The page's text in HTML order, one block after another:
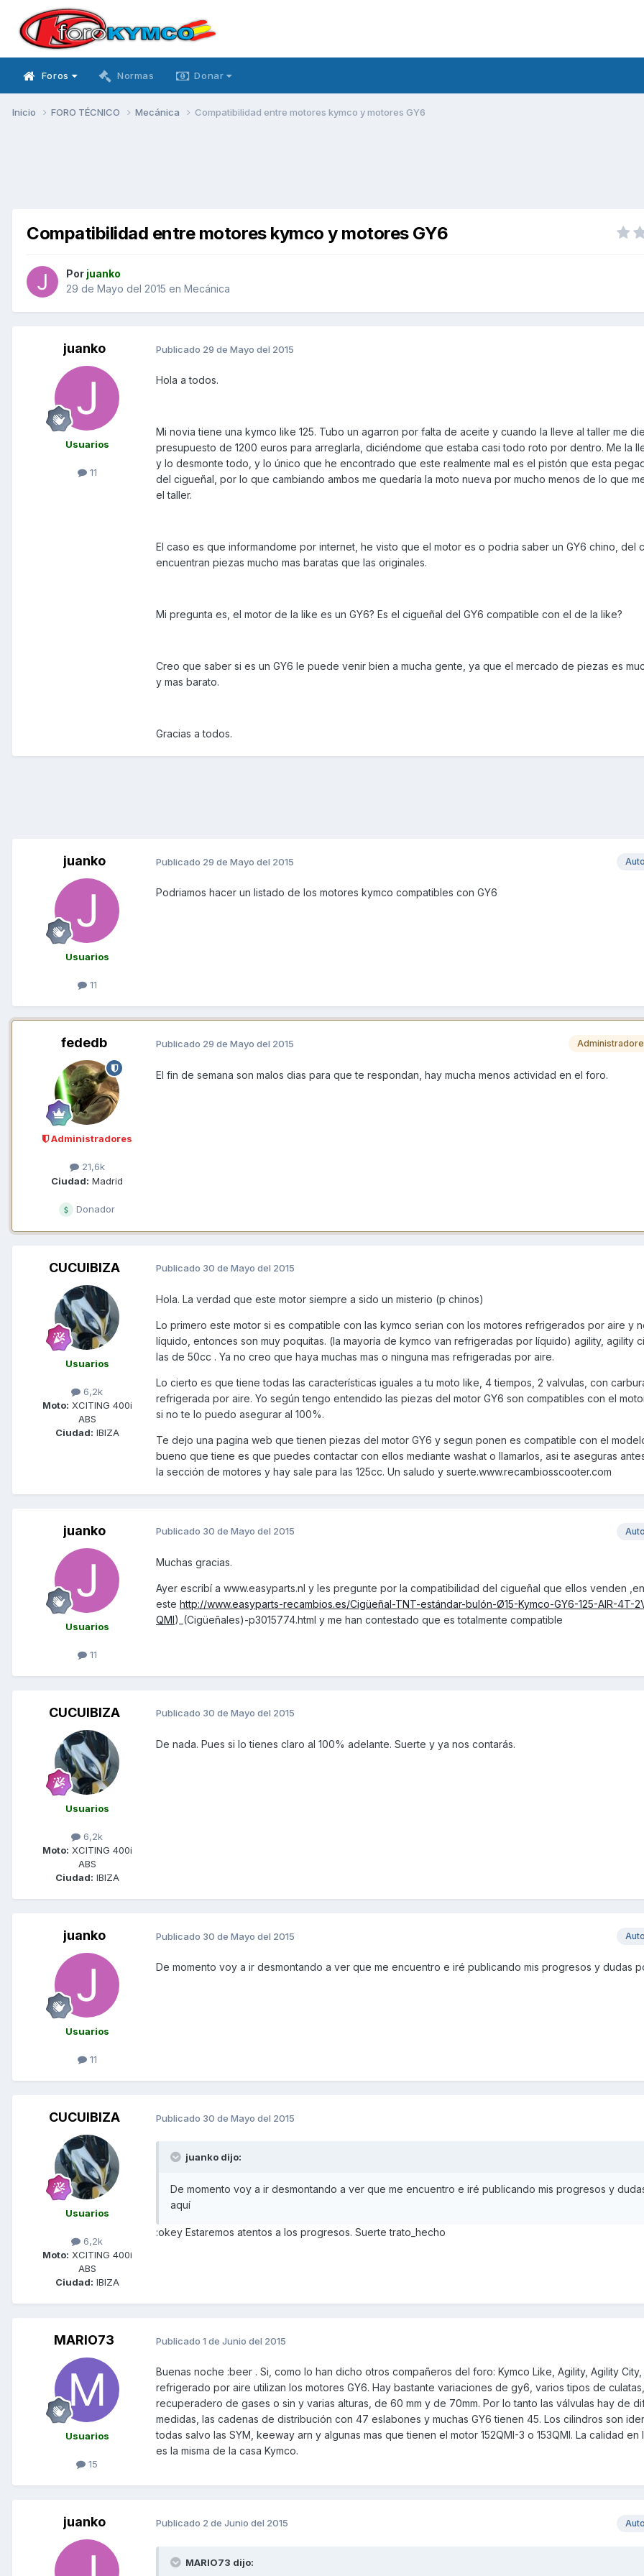
Foros Normas Donar
Inicio FORO TÉCNICO Mecánica Compatibilidad entre motores kymco y motores GY6
Compatibilidad entre motores kymco y motores GY6
Por juanko
29 de Mayo del 2015 en Mecánica
juanko
Usuarios
11
Publicado 29 de Mayo del 2015
Hola a todos.
Mi novia tiene una kymco like 125. Tubo un agarron por falta de aceite y cuando la lleve al taller me
presupuesto de 1200 euros para arreglarla, diciéndome que estaba casi todo roto por dentro. Me la
y lo desmonte todo, y lo único que he encontrado que este realmente mal es el pistón que esta
del cigueñal, por lo que cambiando ambos me quedaría la moto nueva por mucho menos de lo que
el taller.
El caso es que informandome por internet, he visto que el motor es o podria saber un GY6 chino, del
encuentran piezas mucho mas baratas que las originales.
Mi pregunta es, el motor de la like es un GY6? Es el cigueñal del GY6 compatible con el de la like?
Creo que saber si es un GY6 le puede venir bien a mucha gente, ya que el mercado de piezas es
y mas barato.
Gracias a todos.
juanko
Usuarios
11
Publicado 29 de Mayo del 2015
Podriamos hacer un listado de los motores kymco compatibles con GY6
fededb
Administradores
21,6k
Ciudad: Madrid
Donador
Publicado 29 de Mayo del 2015
El fin de semana son malos dias para que te respondan, hay mucha menos actividad en el foro.
CUCUIBIZA
Usuarios
6,2k
Moto: XCITING 400i
ABS
Ciudad: IBIZA
Publicado 30 de Mayo del 2015
Hola. La verdad que este motor siempre a sido un misterio (p chinos)
Lo primero este motor si es compatible con las kymco serian con los motores refrigerados por aire y
líquido, entonces son muy poquitas. (la mayoría de kymco van refrigeradas por líquido) agility, agility
las de 50cc . Ya no creo que haya muchas mas o ninguna mas refrigeradas por aire.
Lo cierto es que tiene todas las características iguales a tu moto like, 4 tiempos, 2 valvulas, con
refrigerada por aire. Yo según tengo entendido las piezas del motor GY6 son compatibles con el
si no te lo puedo asegurar al 100%.
Te dejo una pagina web que tienen piezas del motor GY6 y segun ponen es compatible con el
bueno que tiene es que puedes contactar con ellos mediante washat o llamarlos, asi te aseguras
la sección de motores y hay sale para las 125cc. Un saludo y suerte.www.recambiosscooter.com
juanko
Usuarios
11
Publicado 30 de Mayo del 2015
Muchas gracias.
Ayer escribí a www.easyparts.nl y les pregunte por la compatibilidad del cigueñal que ellos venden
este http://www.easyparts-recambios.es/Cigüeñal-TNT-estándar-bulón-Ø15-Kymco-GY6-125-AIR-4T-
QMI)_(Cigüeñales)-p3015774.html y me han contestado que es totalmente compatible
CUCUIBIZA
Usuarios
6,2k
Moto: XCITING 400i
ABS
Ciudad: IBIZA
Publicado 30 de Mayo del 2015
De nada. Pues si lo tienes claro al 100% adelante. Suerte y ya nos contarás.
juanko
Usuarios
11
Publicado 30 de Mayo del 2015
De momento voy a ir desmontando a ver que me encuentro e iré publicando mis progresos y dudas
CUCUIBIZA
Usuarios
6,2k
Moto: XCITING 400i
ABS
Ciudad: IBIZA
Publicado 30 de Mayo del 2015
juanko dijo:
De momento voy a ir desmontando a ver que me encuentro e iré publicando mis progresos y
aquí
:okey Estaremos atentos a los progresos. Suerte trato_hecho
MARIO73
Usuarios
15
Publicado 1 de Junio del 2015
Buenas noche :beer . Si, como lo han dicho otros compañeros del foro: Kymco Like, Agility, Agility City,
refrigerado por aire utilizan los motores GY6. Hay bastante variaciones de gy6, varios tipos de
recuperadero de gases o sin y varias alturas, de 60 mm y de 70mm. Por lo tanto las válvulas hay de
medidas, las cadenas de distribución con 47 eslabones y muchas GY6 tienen 45. Los cilindros son
todas salvo las SYM, keeway arn y algunas mas que tienen el motor 152QMI-3 o 153QMI. La calidad en
es la misma de la casa Kymco.
juanko Publicado 2 de Junio del 2015
MARIO73 dijo: